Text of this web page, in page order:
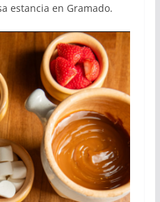
estancia en Gramado.